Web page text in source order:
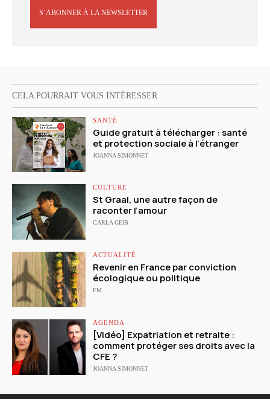
S’ABONNER À LA NEWSLETTER
CELA POURRAIT VOUS INTÉRESSER
SANTÉ
Guide gratuit à télécharger : santé
et protection sociale à l’étranger
JOANNA SIMONNET
CULTURE
St Graal, une autre façon de
raconter l’amour
CARLA GEIB
ACTUALITÉ
Revenir en France par conviction
écologique ou politique
FM
AGENDA
[Vidéo] Expatriation et retraite :
comment protéger ses droits avec la
CFE ?
JOANNA SIMONNET